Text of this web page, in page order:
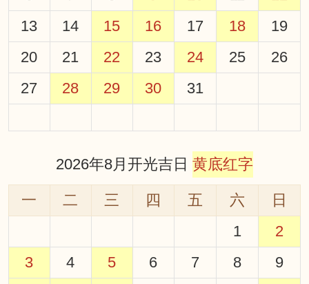
13
14 15 16 17 18
19
20
21 22 23 24 25
26
27
28 29 30 31
2026年8月开光吉日 黄底红字
一 二 三 四 五 六
日
1
2
3
4 5 6 7 8
9